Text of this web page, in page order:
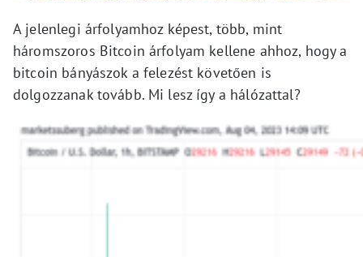
A jelenlegi árfolyamhoz képest, több, mint
háromszoros Bitcoin árfolyam kellene ahhoz, hogy a
bitcoin bányászok a felezést követően is
dolgozzanak tovább. Mi lesz így a hálózattal?